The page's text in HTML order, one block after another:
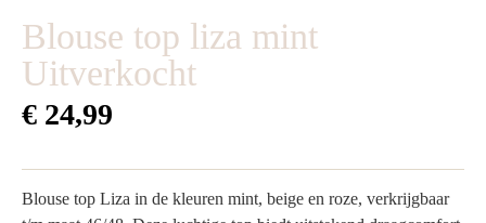
Blouse top liza mint
Uitverkocht
€ 24,99
Blouse top Liza in de kleuren mint, beige en roze, verkrijgbaar